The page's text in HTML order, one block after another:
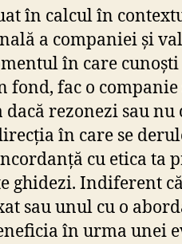
în calcul în
a companiei și
în care cunoști
fond, fac o companie
rezonezi sau nu
în care se
cu etica ta
ghidezi. Indiferent
sau unul cu o
în urma unei